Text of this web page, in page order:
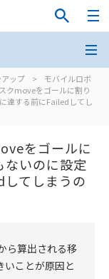
ップ >
モバイルロボ
クmoveをゴールに割り
達する前にFailedしてし
をゴールに
ないのに設定
てしまうの
ら算出される移
ことが原因と